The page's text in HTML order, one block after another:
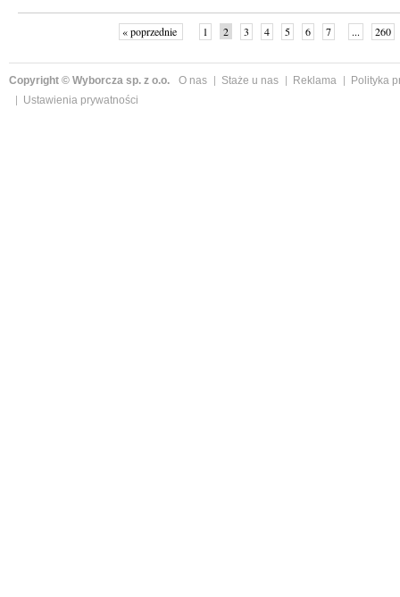
« poprzednie 1 2 3 4 5 6 7 ... 260
Copyright © Wyborcza sp. z o.o. O nas Staże u nas Reklama
Polityka
Ustawienia prywatności